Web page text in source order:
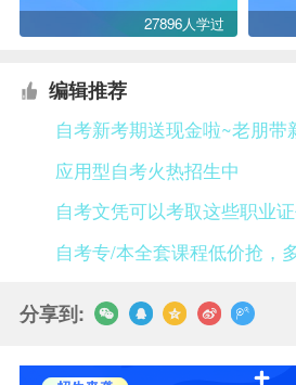
27896人学过
编辑推荐
自考新考期送现金啦~老朋带
应用型自考火热招生中
自考文凭可以考取这些职业证
自考专/本全套课程低价抢，
分享到: